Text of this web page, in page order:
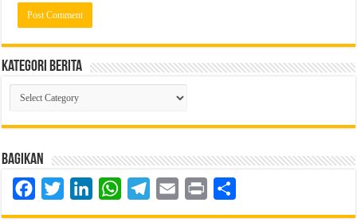
Kategori Berita
Kategori
Berita
Bagikan
FacebookTwitterLinkedInWhatsAppTelegram
Email Print